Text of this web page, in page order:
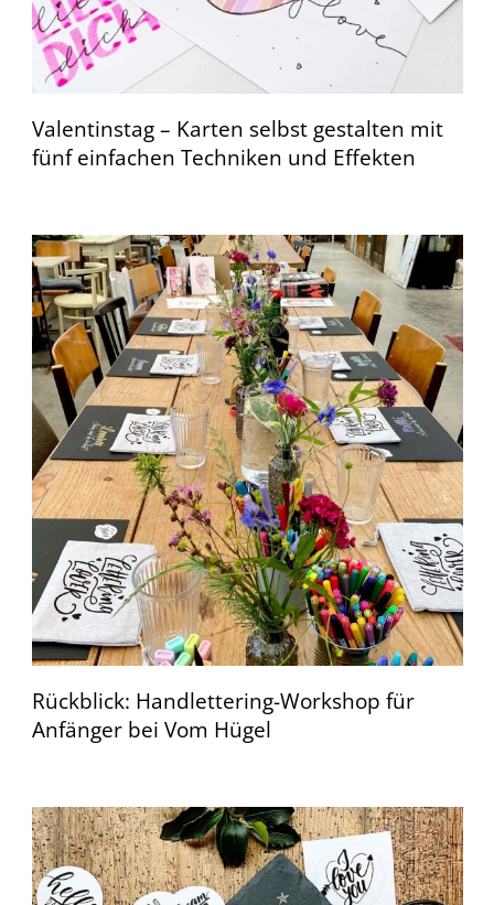
Valentinstag – Karten selbst gestalten mit
fünf einfachen Techniken und Effekten
Rückblick: Handlettering-Workshop für
Anfänger bei Vom Hügel